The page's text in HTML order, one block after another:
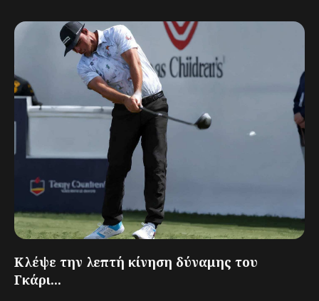
Κλέψε την λεπτή κίνηση δύναμης του
Γκάρι...